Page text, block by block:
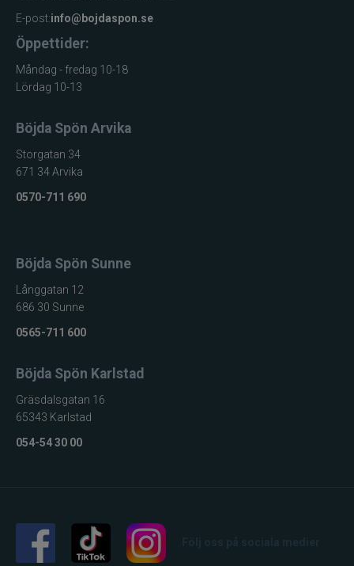
E-post:info@bojdaspon.se
Öppettider:
Måndag - fredag 10-18
Lördag 10-13
Böjda Spön Arvika
Storgatan 34
671 34 Arvika
0570-711 690
Böjda Spön Sunne
Långgatan 12
686 30 Sunne
0565-711 600
Böjda Spön Karlstad
Gräsdalsgatan 16
65343 Karlstad
054-54 30 00